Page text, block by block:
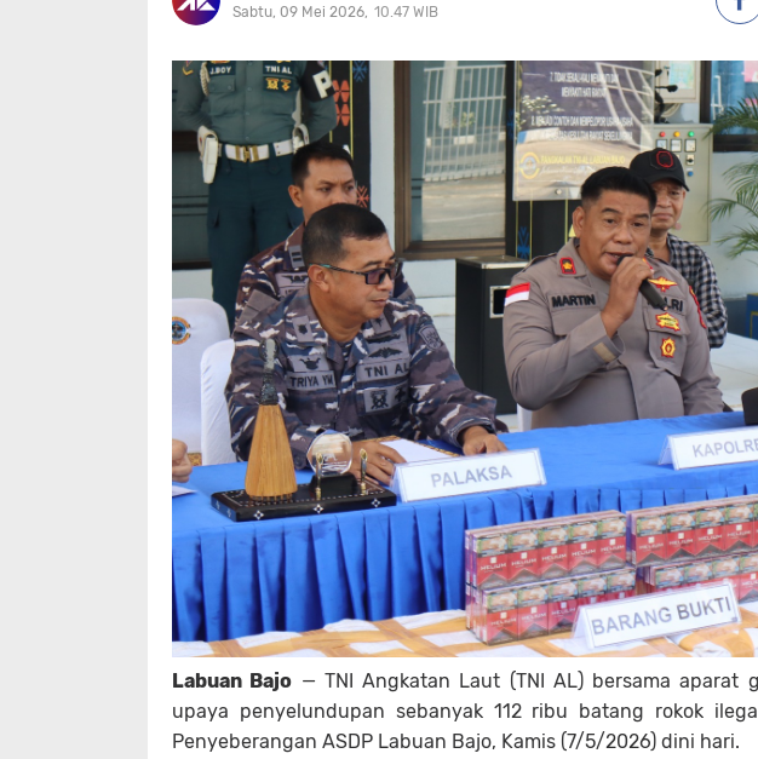
Sabtu, 09 Mei 2026 10.47 WIB
Labuan Bajo — TNI Angkatan Laut (TNI AL) bersama aparat
upaya penyelundupan sebanyak 112 ribu batang rokok
Penyeberangan ASDP Labuan Bajo, Kamis (7/5/2026) dini hari.